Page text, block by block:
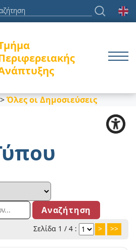
>Όλες οι Δημοσιεύσεις
Σελίδα 1 / 4 : > >>